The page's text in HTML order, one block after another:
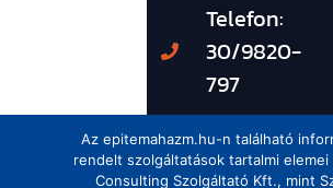
Telefon:
30/9820-
797
Az epitemahazm.hu-n található
rendelt szolgáltatások tartalmi elemei
Consulting Szolgáltató Kft., mint